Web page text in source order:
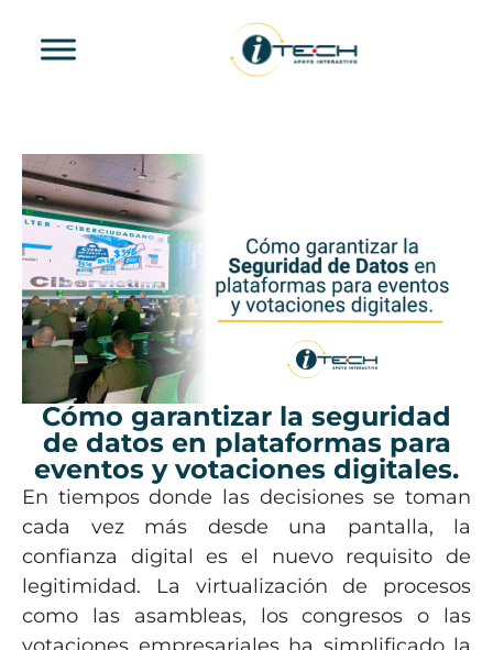
Cómo garantizar la seguridad
de datos en plataformas para
eventos y votaciones digitales.
En tiempos donde las decisiones se toman
cada vez más desde una pantalla, la
confianza digital es el nuevo requisito de
legitimidad. La virtualización de procesos
como las asambleas, los congresos o las